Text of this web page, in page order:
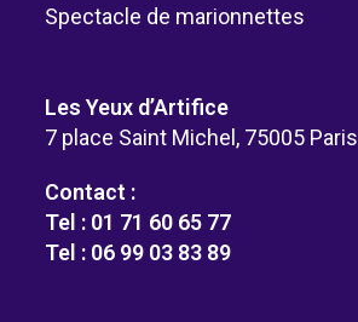
Spectacle de marionnettes
Les Yeux d’Artifice
7 place Saint Michel, 75005 Paris
Contact :
Tel : 01 71 60 65 77
Tel : 06 99 03 83 89